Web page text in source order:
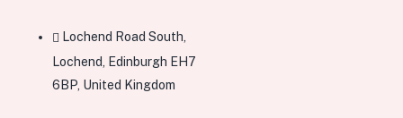
Lochend Road South,
Lochend, Edinburgh EH7
6BP, United Kingdom